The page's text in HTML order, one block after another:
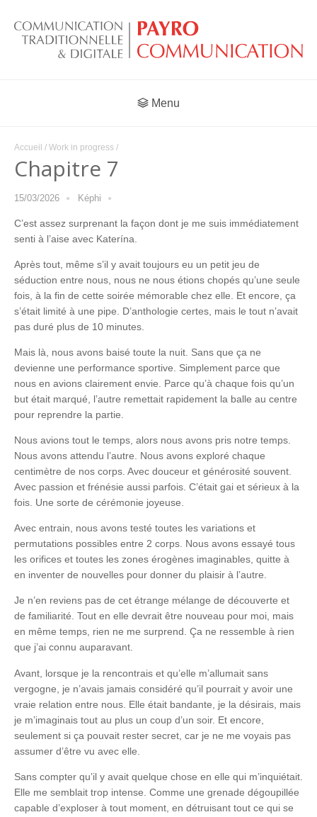
Menu
Accueil / Work in progress /
Chapitre 7
15/03/2026 Képhi
C’est assez surprenant la façon dont je me suis immédiatement
senti à l’aise avec Katerína.
Après tout, même s’il y avait toujours eu un petit jeu de
séduction entre nous, nous ne nous étions chopés qu’une seule
fois, à la fin de cette soirée mémorable chez elle. Et encore, ça
s’était limité à une pipe. D’anthologie certes, mais le tout n’avait
pas duré plus de 10 minutes.
Mais là, nous avons baisé toute la nuit. Sans que ça ne
devienne une performance sportive. Simplement parce que
nous en avions clairement envie. Parce qu’à chaque fois qu’un
but était marqué, l’autre remettait rapidement la balle au centre
pour reprendre la partie.
Nous avions tout le temps, alors nous avons pris notre temps.
Nous avons attendu l’autre. Nous avons exploré chaque
centimètre de nos corps. Avec douceur et générosité souvent.
Avec passion et frénésie aussi parfois. C’était gai et sérieux à la
fois. Une sorte de cérémonie joyeuse.
Avec entrain, nous avons testé toutes les variations et
permutations possibles entre 2 corps. Nous avons essayé tous
les orifices et toutes les zones érogènes imaginables, quitte à
en inventer de nouvelles pour donner du plaisir à l’autre.
Je n’en reviens pas de cet étrange mélange de découverte et
de familiarité. Tout en elle devrait être nouveau pour moi, mais
en même temps, rien ne me surprend. Ça ne ressemble à rien
que j’ai connu auparavant.
Avant, lorsque je la rencontrais et qu’elle m’allumait sans
vergogne, je n’avais jamais considéré qu’il pourrait y avoir une
vraie relation entre nous. Elle était bandante, je la désirais, mais
je m’imaginais tout au plus un coup d’un soir. Et encore,
seulement si ça pouvait rester secret, car je ne me voyais pas
assumer d’être vu avec elle.
Sans compter qu’il y avait quelque chose en elle qui m’inquiétait.
Elle me semblait trop intense. Comme une grenade dégoupillée
capable d’exploser à tout moment, en détruisant tout ce qui se